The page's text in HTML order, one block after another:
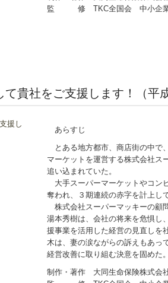
監 修 TKC全国会 中小企業
貴社をご支援します！（平
あらすじ
とある地方都市、商店街の中で
マーケットを運営する株式会社ス
追い込まれていた。
大手スーパーマーケットやコン
奪われ、３期連続の赤字を計上し
株式会社スーパーマッキーの顧
湯本秀樹は、会社の将来を危惧し
援事業を活用した経営の見直しを
木は、妻の涙ながらの訴えもあっ
経営改善に取り組む決意を固めた。
制作・著作 大同生命保険株式会